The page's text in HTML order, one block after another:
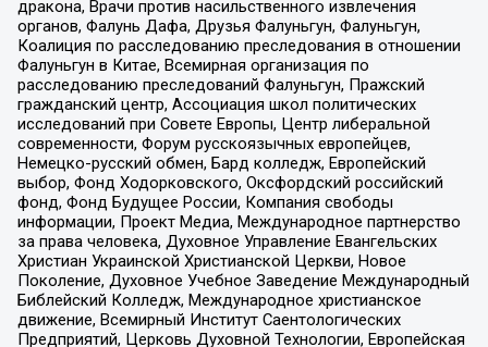
дракона, Врачи против насильственного извлечения
органов, Фалунь Дафа, Друзья Фалуньгун, Фалуньгун,
Коалиция по расследованию преследования в отношении
Фалуньгун в Китае, Всемирная организация по
расследованию преследований Фалуньгун, Пражский
гражданский центр, Ассоциация школ политических
исследований при Совете Европы, Центр либеральной
современности, Форум русскоязычных европейцев,
Немецко-русский обмен, Бард колледж, Европейский
выбор, Фонд Ходорковского, Оксфордский российский
фонд, Фонд Будущее России, Компания свободы
информации, Проект Медиа, Международное партнерство
за права человека, Духовное Управление Евангельских
Христиан Украинской Христианской Церкви, Новое
Поколение, Духовное Учебное Заведение Международный
Библейский Колледж, Международное христианское
движение, Всемирный Институт Саентологических
Предприятий, Церковь Духовной Технологии, Европейская